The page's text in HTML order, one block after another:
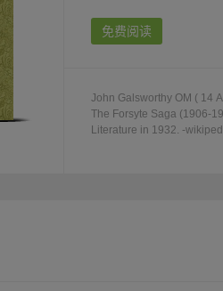
免费阅读
John Galsworthy OM ( 14
The Forsyte Saga (1906-
Literature in 1932. -